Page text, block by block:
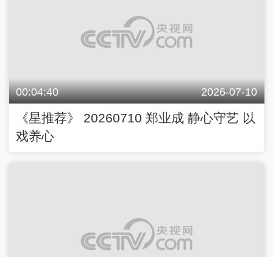
00:04:40 2026-07-10
《星推荐》 20260710 郑业成 静心守艺 以
戏养心